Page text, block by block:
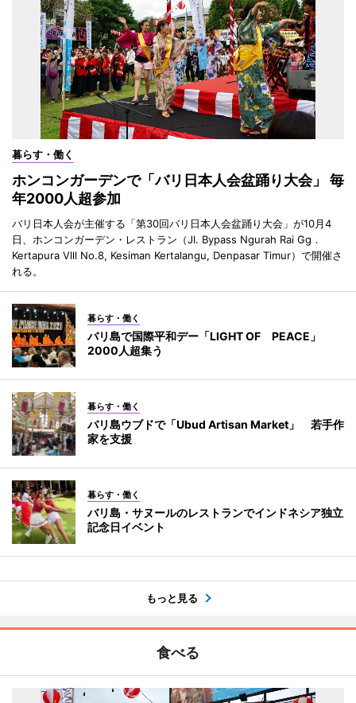
暮らす・働く
ホンコンガーデンで「バリ日本人会盆踊り大会」 毎
年2000人超参加
バリ日本人会が主催する「第30回バリ日本人会盆踊り大会」が10月4
日、ホンコンガーデン・レストラン（Jl. Bypass Ngurah Rai Gg．
Kertapura Vlll No.8, Kesiman Kertalangu, Denpasar Timur）で開催さ
れる。
暮らす・働く
バリ島で国際平和デー「LIGHT OF PEACE」
2000人超集う
暮らす・働く
バリ島ウブドで「Ubud Artisan Market」 若手作
家を支援
暮らす・働く
バリ島・サヌールのレストランでインドネシア独立
記念日イベント
もっと見る
食べる